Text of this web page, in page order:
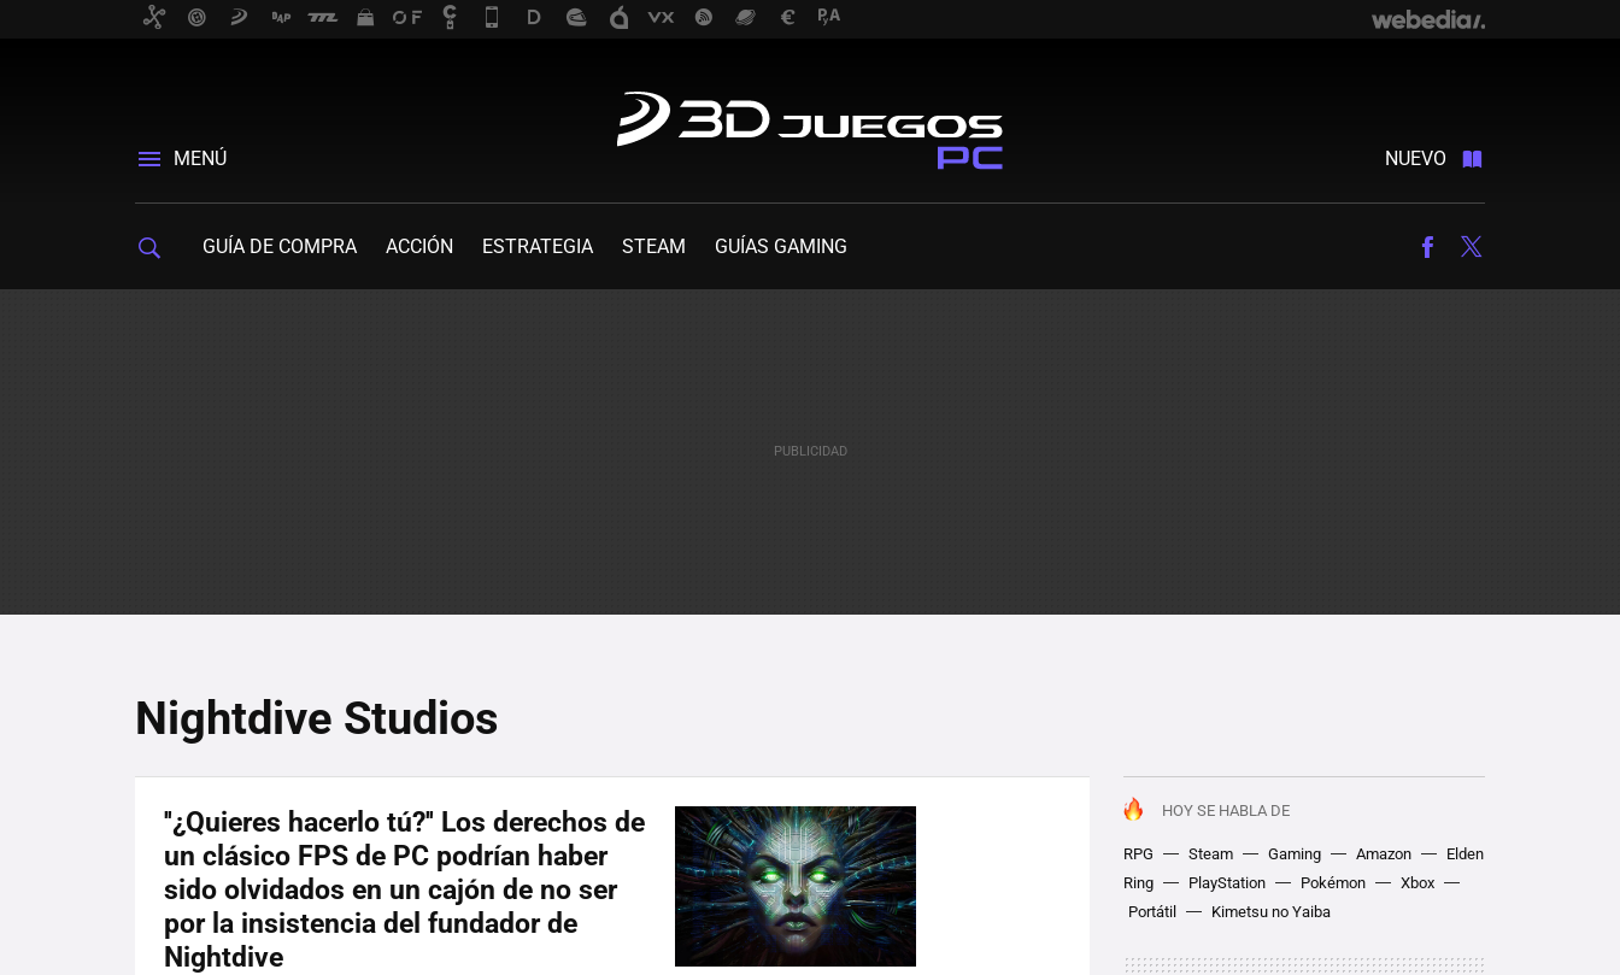
MENÚ NUEVO
GUÍA DE COMPRA ACCIÓN ESTRATEGIA STEAM GUÍAS GAMING Facebook
Nightdive Studios
HOY SE HABLA DE
RPG Steam Gaming Amazon
Elden
Ring
PlayStation Pokémon
Xbox
Portátil
Kimetsu no Yaiba
''¿Quieres hacerlo tú?'' Los derechos de
un clásico FPS de PC podrían haber
sido olvidados en un cajón de no ser
por la insistencia del fundador de
Nightdive